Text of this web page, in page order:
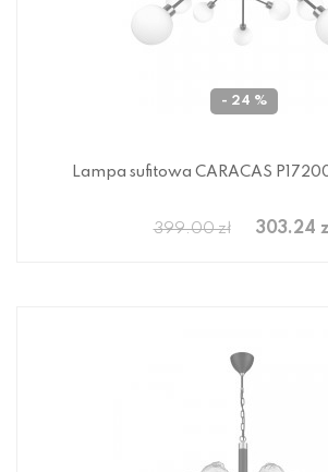
- 24 %
Lampa sufitowa CARACAS
399.00 zł 303.24